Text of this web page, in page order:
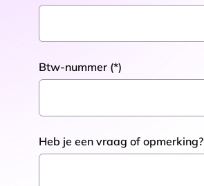
Btw-nummer
Heb je een vraag of opmerking?